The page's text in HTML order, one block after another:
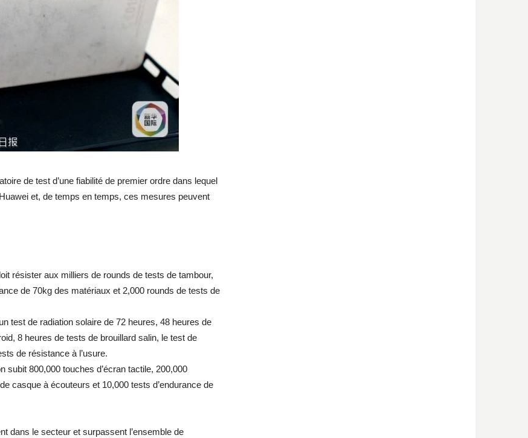
de test d’une fiabilité de premier ordre dans lequel
et, de temps en temps, ces mesures peuvent
résister aux milliers de rounds de tests de tambour,
de 70kg des matériaux et 2,000 rounds de tests de
test de radiation solaire de 72 heures, 48 heures de
8 heures de tests de brouillard salin, le test de
de résistance à l’usure.
subit 800,000 touches d’écran tactile, 200,000
casque à écouteurs et 10,000 tests d’endurance de
dans le secteur et surpassent l’ensemble de